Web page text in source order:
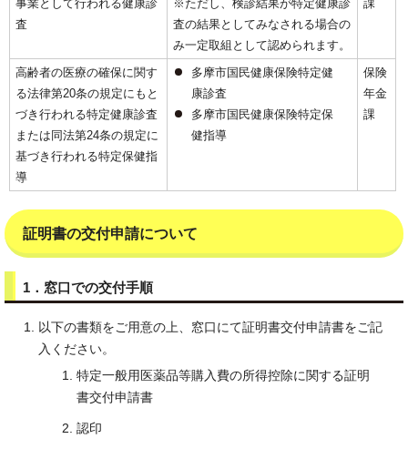
事業として行われる健康診
査
※ただし、検診結果が特定健康診
査の結果としてみなされる場合の
み一定取組として認められます。
課
高齢者の医療の確保に関す
る法律第20条の規定にもと
づき行われる特定健康診査
または同法第24条の規定に
基づき行われる特定保健指
導
多摩市国民健康保険特定健
康診査
多摩市国民健康保険特定保
健指導
保険
年金
課
証明書の交付申請について
1．窓口での交付手順
以下の書類をご用意の上、窓口にて証明書交付申請書をご記
入ください。
特定一般用医薬品等購入費の所得控除に関する証明
書交付申請書
認印